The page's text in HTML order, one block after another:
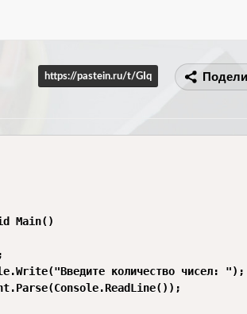
https://pastein.ru/t/GIq
Main()
количество чисел: ");